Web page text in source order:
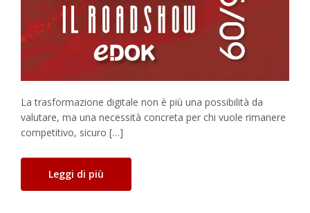
La trasformazione digitale non è più una possibilità da
valutare, ma una necessità concreta per chi vuole rimanere
competitivo, sicuro […]
Leggi di più